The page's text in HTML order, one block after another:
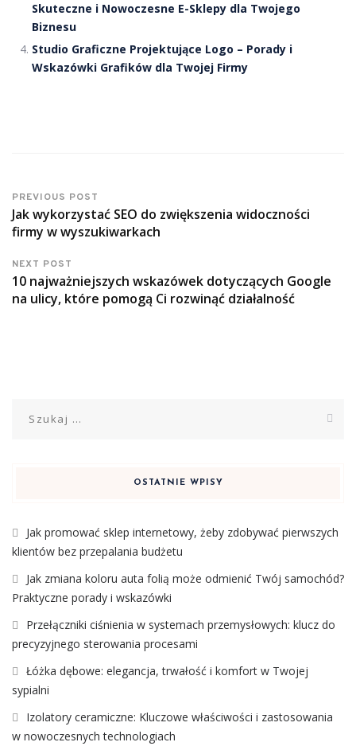
Skuteczne i Nowoczesne E-Sklepy dla Twojego
Biznesu
Studio Graficzne Projektujące Logo – Porady i
Wskazówki Grafików dla Twojej Firmy
PREVIOUS POST
Jak wykorzystać SEO do zwiększenia widoczności
firmy w wyszukiwarkach
NEXT POST
10 najważniejszych wskazówek dotyczących Google
na ulicy, które pomogą Ci rozwinąć działalność
OSTATNIE WPISY
Jak promować sklep internetowy, żeby zdobywać pierwszych
klientów bez przepalania budżetu
Jak zmiana koloru auta folią może odmienić Twój samochód?
Praktyczne porady i wskazówki
Przełączniki ciśnienia w systemach przemysłowych: klucz do
precyzyjnego sterowania procesami
Łóżka dębowe: elegancja, trwałość i komfort w Twojej
sypialni
Izolatory ceramiczne: Kluczowe właściwości i zastosowania
w nowoczesnych technologiach